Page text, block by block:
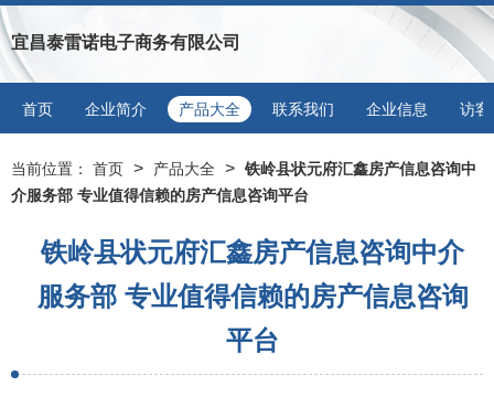
宜昌泰雷诺电子商务有限公司
首页 企业简介 产品大全 联系我们 企业信息 访客
当前位置： 首页 > 产品大全 > 铁岭县状元府汇鑫房产信息咨询中
介服务部 专业值得信赖的房产信息咨询平台
铁岭县状元府汇鑫房产信息咨询中介
服务部 专业值得信赖的房产信息咨询
平台